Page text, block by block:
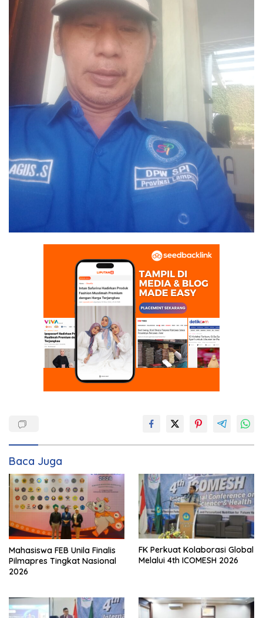
Baca Juga
Mahasiswa FEB Unila Finalis
Pilmapres Tingkat Nasional
2026
FK Perkuat Kolaborasi Global
Melalui 4th ICOMESH 2026